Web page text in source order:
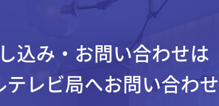
込み・お問い合わせは
テレビ局へお問い合わ